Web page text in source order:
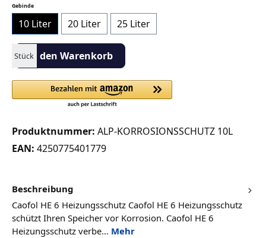
Gebindeauswählen
10 Liter 20 Liter 25 Liter
Produkt Anzahl: Gib den gewünschten Wert ein oder benutze
StückIn den Warenkorb
Produktnummer: ALP-KORROSIONSSCHUTZ 10L
EAN: 4250775401779
Beschreibung
Caofol HE 6 Heizungsschutz Caofol HE 6 Heizungsschutz
schützt Ihren Speicher vor Korrosion. Caofol HE 6
Heizungsschutz verbe… Mehr